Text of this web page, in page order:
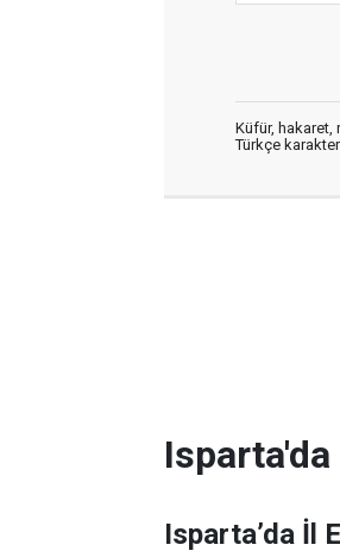
Küfür, hakaret,
Türkçe
Isparta’da İl